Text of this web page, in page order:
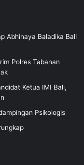
Abhinaya Baladika Bali
Polres Tabanan
Ketua IMI Bali,
Psikologis